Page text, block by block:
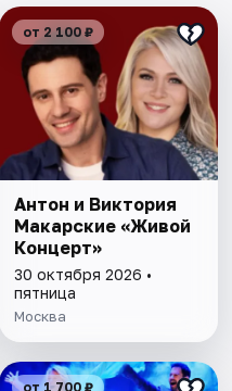
от 2 100 ₽
Антон и Виктория
Макарские «Живой
Концерт»
30 октября 2026 •
пятница
Москва
от 1 700 ₽